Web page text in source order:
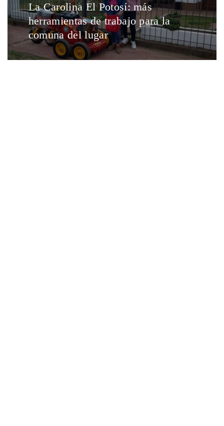
La Carolina El Potosí: más
herramientas de trabajo para la
comuna del lugar